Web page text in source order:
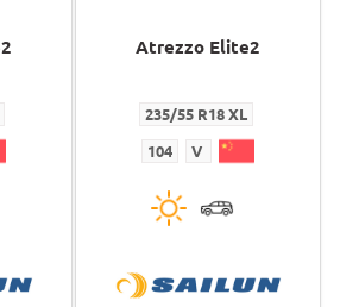
Atrezzo Elite2
235/55 R18 XL
104 V